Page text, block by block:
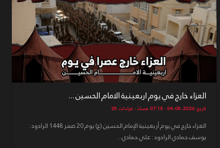
العزاء خارج في يوم اربعينية الامام الحسين ...
تاريخ: 2026-08-04 - 07:18 مساءً - قراءات: 28
العزاء خارج في يوم أربعينية الإمام الحسين (ع) يوم 20 صفر 1448 الرادود :
يوسف حمادي الرادود : علي حمادي...